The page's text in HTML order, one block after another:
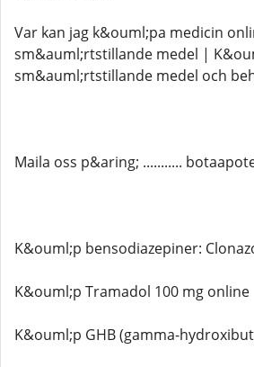
Var kan jag k&ouml;pa medicin
sm&auml;rtstillande medel |
sm&auml;rtstillande medel och
Maila oss p&aring; ...........
K&ouml;p bensodiazepiner:
K&ouml;p Tramadol 100 mg online
K&ouml;p GHB (gamma-